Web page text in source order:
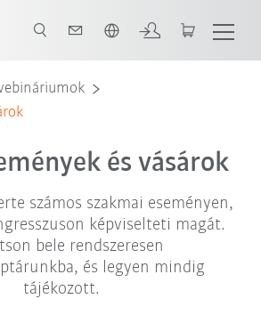
okt. '26 nov. '26
és vásárok
számos szakmai eseményen,
képviselteti magát.
bele rendszeresen
és legyen mindig
tájékozott.